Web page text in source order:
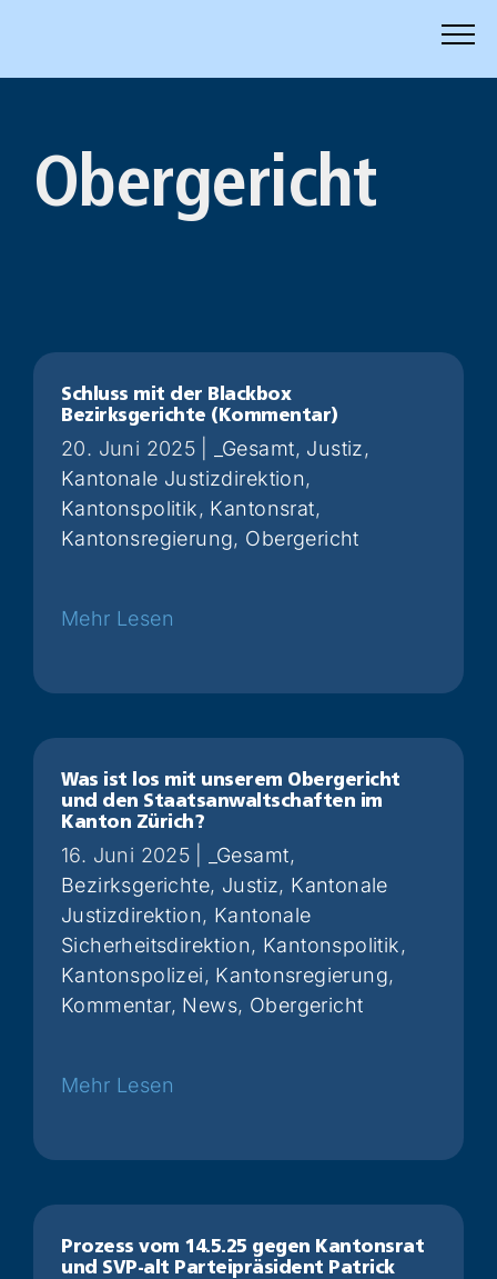
Inhalt
Obergericht
Schluss mit der Blackbox
Bezirksgerichte (Kommentar)
20. Juni 2025 _Gesamt, Justiz,
Kantonale Justizdirektion,
Kantonspolitik, Kantonsrat,
Kantonsregierung, Obergericht
Was ist los mit unserem Obergericht
und den Staatsanwaltschaften im
Kanton Zürich?
16. Juni 2025 _Gesamt,
Bezirksgerichte, Justiz, Kantonale
Justizdirektion, Kantonale
Sicherheitsdirektion, Kantonspolitik,
Kantonspolizei, Kantonsregierung,
Kommentar, News, Obergericht
Prozess vom 14.5.25 gegen Kantonsrat
und SVP-alt Parteipräsident Patrick